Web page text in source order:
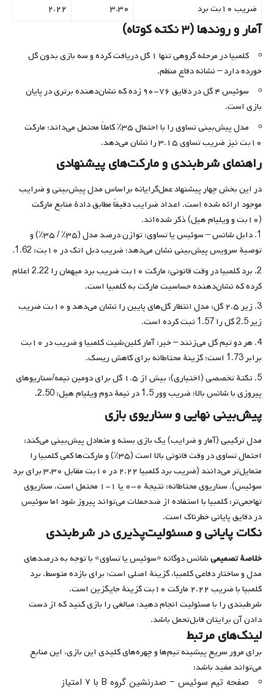
ضریب ۱۰بت برد ۳.۳۰ ۲.۲۲
آمار و روندها (۳ نکته کوتاه)
کلمبیا در مرحله گروهی تنها ۱ گل دریافت کرده و سه بازی بدون گل
خورده دارد – نشانه دفاع منظم.
سوئیس ۴ گل در دقایق ۷۶-۹۰ زده که نشان‌دهنده برتری در پایان
بازی است.
مدل پیش‌بینی تساوی را با احتمال ۳۵٪ کاملاً محتمل می‌داند؛ مارکت
۱۰بت نیز ضریب تساوی ۳.۱۵ را نشان می‌دهد.
راهنمای شرط‌بندی و مارکت‌های پیشنهادی
در این بخش چهار پیشنهاد عمل‌گرایانه براساس مدل پیش‌بینی و ضرایب
موجود ارائه شده است. اعداد ضرایب دقیقاً مطابق دادهٔ منابع مارکت
(۱۰بت و ویلیام هیل) ذکر شده‌اند.
دابل شانس – سوئیس یا تساوی: توازن درصد مدل (۳۵٪ / ۳۵٪) و
توصیهٔ سرویس پیش‌بینی نشان می‌دهد؛ ضریب دبل انک در ۱۰بت: 1.62.
برد کلمبیا در وقت قانونی: مارکت ۱۰بت ضریب برد میهمان را 2.22 اعلام
کرده که نشان‌دهنده حساسیت مارکت به کلمبیا است.
زیر ۲.۵ گل: مدل انتظار گل‌های پایین را نشان می‌دهد و ۱۰بت ضریب
زیر 2.5 گل را 1.57 ثبت کرده است.
هر دو تیم گل می‌زنند – خیر: آمار کلین‌شیت کلمبیا و ضریب در ۱۰بت
برابر 1.73 است؛ گزینهٔ محتاطانه برای کاهش ریسک.
نکتهٔ تخصصی (اختیاری): بیش از ۱.۵ گل برای دومین نیمه/سناریوهای
پیروزی با شانس بالا؛ ضریب وور 1.5 در نیمهٔ دوم ویلیام هیل: 2.50.
پیش‌بینی نهایی و سناریوی بازی
مدل ترکیبی (آمار و ضرایب) یک بازی بسته و متعادل پیش‌بینی می‌کند:
احتمال تساوی در وقت قانونی بالا است (۳۵٪) و مارکت‌ها کمی کلمبیا را
متمایل‌تر می‌دانند (ضریب برد کلمبیا ۲.۲۲ در ۱۰بت مقابل ۳.۳۰ برای برد
سوئیس). سناریوی محتاطانه: نتیجهٔ ۰-۰ یا ۱-۱ محتمل است، سناریوی
تهاجمی‌تر: کلمبیا با استفاده از ضدحملات می‌تواند پیروز شود اما سوئیس
در دقایق پایانی خطرناک است.
نکات پایانی و مسئولیت‌پذیری در شرط‌بندی
خلاصهٔ تصمیمیشانس دوگانه «سوئیس یا تساوی» با توجه به درصدهای
مدل و ساختار دفاعی کلمبیا، گزینهٔ اصلی است؛ برای بازده متوسط، برد
کلمبیا با ضریب ۲.۲۲ مارکت ۱۰بت گزینهٔ جایگزین است.
شرطبندی را با مسئولیت انجام دهید؛ مبالغی را بازی کنید که از دست
دادن آن برایتان قابل‌تحمل باشد.
لینک‌های مرتبط
برای مرور سریع پیشینه تیم‌ها و چهره‌های کلیدی این بازی، این منابع
می‌تواند مفید باشد:
صفحه تیم سوئیس – صدرنشین گروه B با ۷ امتیاز